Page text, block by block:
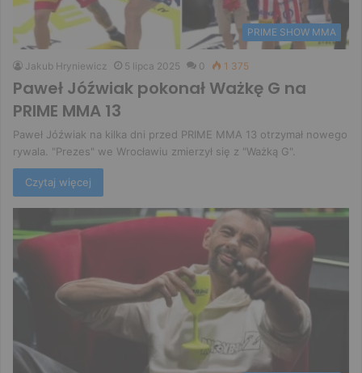
PRIME SHOW MMA
Jakub Hryniewicz 5 lipca 2025 0 1 375
Paweł Jóźwiak pokonał Ważkę G na
PRIME MMA 13
Paweł Jóźwiak na kilka dni przed PRIME MMA 13 otrzymał nowego
rywala. "Prezes" we Wrocławiu zmierzył się z "Ważką G".
Czytaj więcej